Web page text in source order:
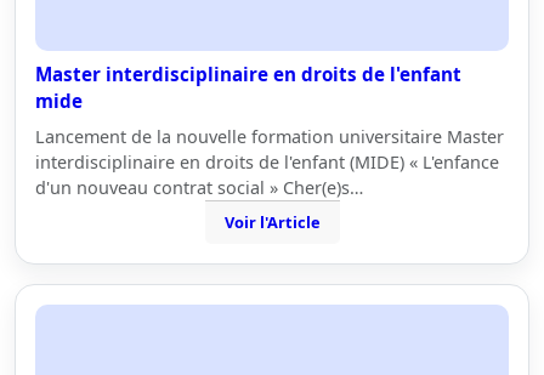
Master interdisciplinaire en droits de l'enfant
mide
Lancement de la nouvelle formation universitaire Master
interdisciplinaire en droits de l'enfant (MIDE) « L'enfance
d'un nouveau contrat social » Cher(e)s…
Voir l'Article